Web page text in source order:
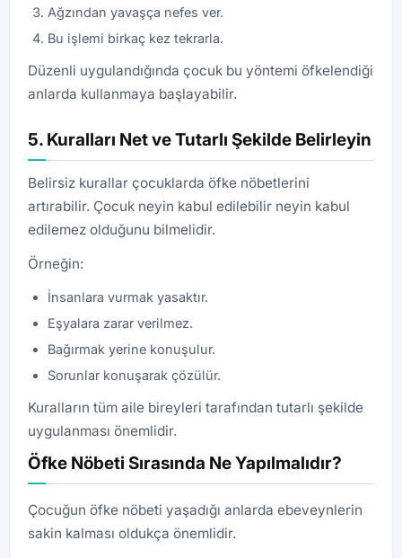
Ağzından yavaşça nefes ver.
Bu işlemi birkaç kez tekrarla.
Düzenli uygulandığında çocuk bu yöntemi öfkelendiği
anlarda kullanmaya başlayabilir.
5. Kuralları Net ve Tutarlı Şekilde Belirleyin
Belirsiz kurallar çocuklarda öfke nöbetlerini
artırabilir. Çocuk neyin kabul edilebilir neyin kabul
edilemez olduğunu bilmelidir.
Örneğin:
İnsanlara vurmak yasaktır.
Eşyalara zarar verilmez.
Bağırmak yerine konuşulur.
Sorunlar konuşarak çözülür.
Kuralların tüm aile bireyleri tarafından tutarlı şekilde
uygulanması önemlidir.
Öfke Nöbeti Sırasında Ne Yapılmalıdır?
Çocuğun öfke nöbeti yaşadığı anlarda ebeveynlerin
sakin kalması oldukça önemlidir.